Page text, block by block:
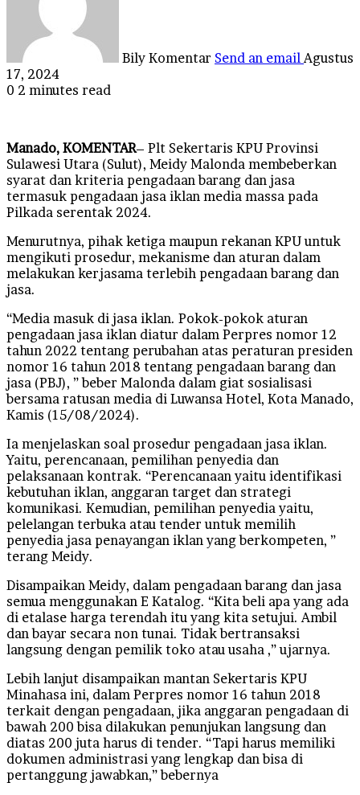
Bily Komentar Send an email Agustus
17, 2024
0 2 minutes read
Manado, KOMENTAR– Plt Sekertaris KPU Provinsi
Sulawesi Utara (Sulut), Meidy Malonda membeberkan
syarat dan kriteria pengadaan barang dan jasa
termasuk pengadaan jasa iklan media massa pada
Pilkada serentak 2024.
Menurutnya, pihak ketiga maupun rekanan KPU untuk
mengikuti prosedur, mekanisme dan aturan dalam
melakukan kerjasama terlebih pengadaan barang dan
jasa.
“Media masuk di jasa iklan. Pokok-pokok aturan
pengadaan jasa iklan diatur dalam Perpres nomor 12
tahun 2022 tentang perubahan atas peraturan presiden
nomor 16 tahun 2018 tentang pengadaan barang dan
jasa (PBJ), ” beber Malonda dalam giat sosialisasi
bersama ratusan media di Luwansa Hotel, Kota Manado,
Kamis (15/08/2024).
Ia menjelaskan soal prosedur pengadaan jasa iklan.
Yaitu, perencanaan, pemilihan penyedia dan
pelaksanaan kontrak. “Perencanaan yaitu identifikasi
kebutuhan iklan, anggaran target dan strategi
komunikasi. Kemudian, pemilihan penyedia yaitu,
pelelangan terbuka atau tender untuk memilih
penyedia jasa penayangan iklan yang berkompeten, ”
terang Meidy.
Disampaikan Meidy, dalam pengadaan barang dan jasa
semua menggunakan E Katalog. “Kita beli apa yang ada
di etalase harga terendah itu yang kita setujui. Ambil
dan bayar secara non tunai. Tidak bertransaksi
langsung dengan pemilik toko atau usaha ,” ujarnya.
Lebih lanjut disampaikan mantan Sekertaris KPU
Minahasa ini, dalam Perpres nomor 16 tahun 2018
terkait dengan pengadaan, jika anggaran pengadaan di
bawah 200 bisa dilakukan penunjukan langsung dan
diatas 200 juta harus di tender. “Tapi harus memiliki
dokumen administrasi yang lengkap dan bisa di
pertanggung jawabkan,” bebernya